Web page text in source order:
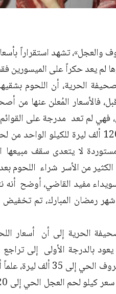
والعجل»، تشهد استقراراً
لم يعد حكراً على الميسورين
الحرية، أن اللحوم بشقيها
فالأسعار المُعلن عنها من
فهي لم تعد مدرجة على
الكثير من الأسر شراء اللحوم
مفيد القاضي، أوضح أنه
رمضان المبارك، تم تخفيض
الحرية إلى أن أسعار
بالدرجة الأولى إلى تراجع
حيث وصل سعر كيلو لحم